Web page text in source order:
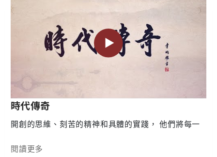
時代傳奇
開創的思維、刻苦的精神和具體的實踐， 他們將每一
閱讀更多